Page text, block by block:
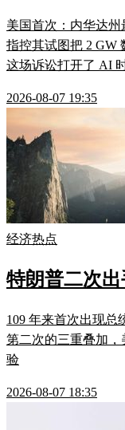
美国首次：内华达州
指控其试图把 2 GW
这场诉讼打开了 AI
2026-08-07 19:35
经济热点
特朗普二次
109 年来首次出现总
第二次的三重叠加，
验
2026-08-07 18:35